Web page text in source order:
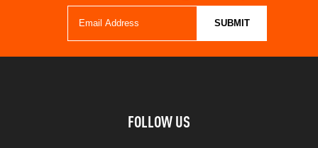
FOLLOW US